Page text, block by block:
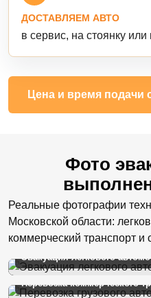
ДОСТАВЛЯЕМ АВТО
в сервис, на стоянку или
Цена и время подачи
Фото
Реальные фотографии
Московской области:
коммерческий транспорт и
Эвакуация легкового
Перевозка коммерческого